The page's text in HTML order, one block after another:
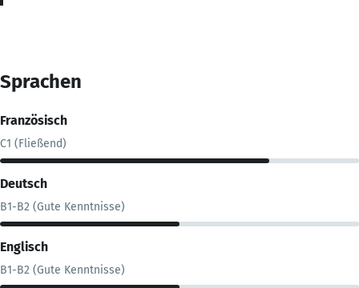
Sprachen
Französisch
C1 (Fließend)
Deutsch
B1-B2 (Gute Kenntnisse)
Englisch
B1-B2 (Gute Kenntnisse)